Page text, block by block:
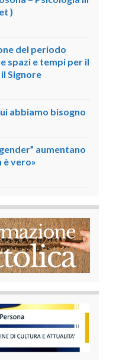
)
del periodo
spazi e tempi per il
Signore
abbiamo bisogno
aumentano
è vero»